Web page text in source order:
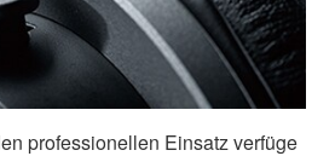
professionellen Einsatz verfüge